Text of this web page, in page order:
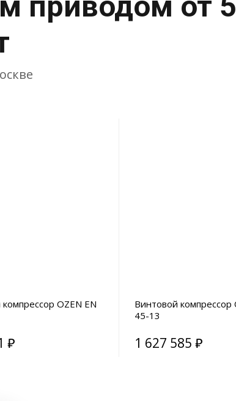
OZEN EN
₽
Винтовой компрессор
45-13
1 627 585 ₽